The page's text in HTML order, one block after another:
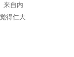
来自内
得仁大